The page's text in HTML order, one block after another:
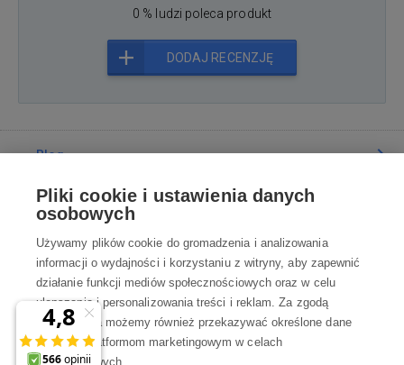
0 % ludzi poleca produkt
DODAJ RECENZJĘ
Blog
Poradnia
Wszystko o zakupach
Kontakt
Pliki cookie i ustawienia danych
osobowych
Używamy plików cookie do gromadzenia i analizowania
informacji o wydajności i korzystaniu z witryny, aby zapewnić
działanie funkcji mediów społecznościowych oraz w celu
ulepszania i personalizowania treści i reklam. Za zgodą
użytkownika możemy również przekazywać określone dane
osobowe platformom marketingowym w celach
marketingowych.